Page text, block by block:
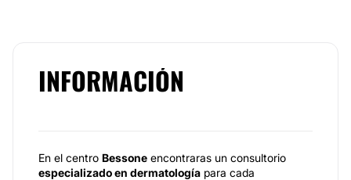
INFORMACIÓN
En el centro Bessone encontraras un consultorio
especializado en dermatología para cada